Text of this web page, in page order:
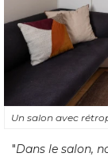
Un salon avec
"Dans le salon,